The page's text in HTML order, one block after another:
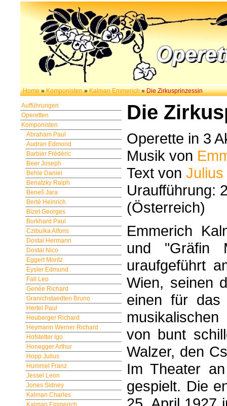
Home »Komponisten »Kalman Emmerich »Die Zirkusprinzessin
Aufführungen
Operetten
Komponisten
Abraham Paul
Audran Edmond
Barbier Frédéric
Beer Joseph
Behle Daniel
Benatzky Ralph
Beneš Jara
Berté Heinrich
Bizet Georges
Burkhard Paul
Czibulka Alfons
Dostal Hermann
Dostal Nico
Eggert Moritz
Eysler Edmund
Fall Leo
Genée Richard
Granichstaedten Bruno
Hertel Paul
Heuberger Richard
Heymann Werner Richard
Hofstetter Igo
Honegger Arthur
Hopp Julius
Hummel Franz
Jessel Leon
Jones Sidney
Kalman Charles
Kalman Emmerich
Die
Operette in 3
Musik von
Text von
Uraufführung:
(Österreich)
Emmerich
und "Gräfin
uraufgeführt
Wien, seinen
einen für das
von bunt
Walzer, den
Im Theater
gespielt. Die